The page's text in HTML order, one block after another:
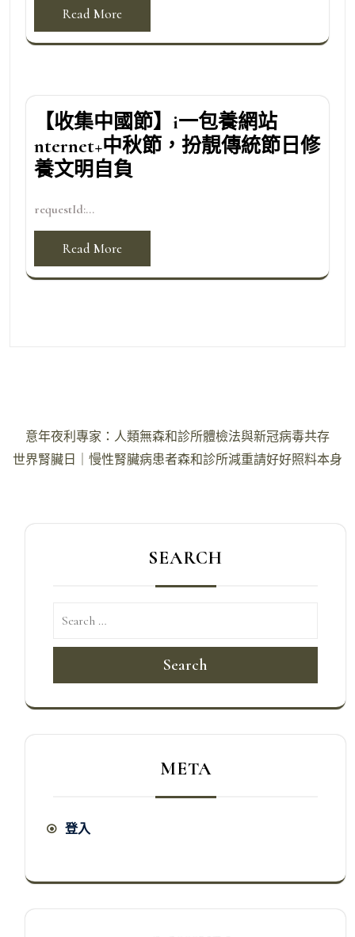
Read More
【收集中國節】i一包養網站
nternet+中秋節，扮靚傳統節日修
養文明自負
requestId:...
Read More
文
章
意年夜利專家：人類無森和診所體檢法與新冠病毒共存
世界腎臟日｜慢性腎臟病患者森和診所減重請好好照料本身
SEARCH
Search
META
登入